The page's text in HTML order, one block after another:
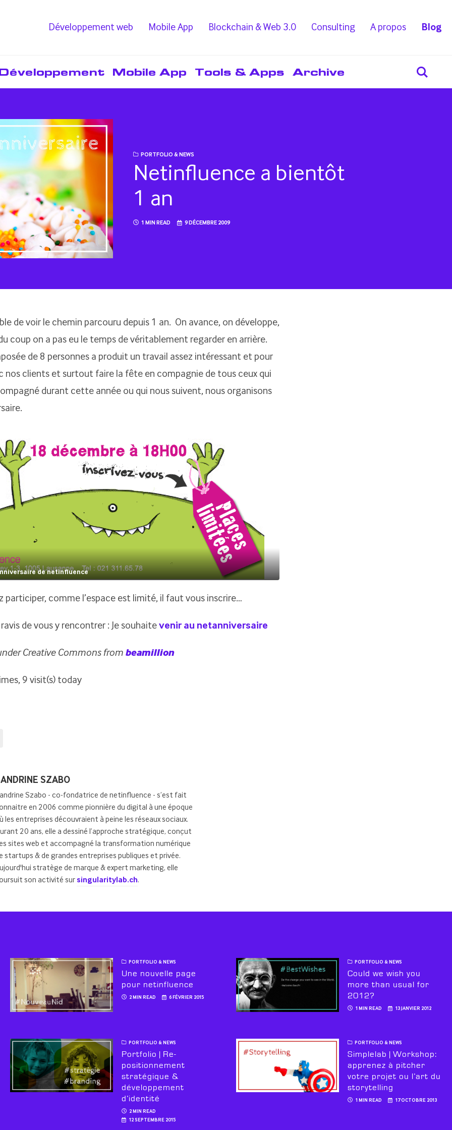
Blog
A propos
Consulting
Blockchain & Web 3.0
Mobile App
Développement web
Mobile App Tools & Apps Archive
PORTFOLIO & NEWS
Netinfluence a bientôt
1 an
1 MIN READ 9 DÉCEMBRE 2009
de voir le chemin parcouru depuis 1 an. On avance, on développe,
coup on a pas eu le temps de véritablement regarder en arrière.
de 8 personnes a produit un travail assez intéressant et pour
nos clients et surtout faire la fête en compagnie de tous ceux qui
durant cette année ou qui nous suivent, nous organisons
de netinfluence
participer, comme l’espace est limité, il faut vous inscrire…
de vous y rencontrer : Je souhaite venir au netanniversaire
Creative Commons from beamillion
9 visit(s) today
SZABO
Szabo - co-fondatrice de netinfluence - s’est fait
en 2006 comme pionnière du digital à une époque
les entreprises découvraient à peine les réseaux sociaux.
20 ans, elle a dessiné l’approche stratégique, conçut
sites web et accompagné la transformation numérique
startups & de grandes entreprises publiques et privée.
stratège de marque & expert marketing, elle
son activité sursingularitylab.ch.
PORTFOLIO & NEWS
Une nouvelle page
pour netinfluence
2 MIN READ 6 FÉVRIER 2015
PORTFOLIO & NEWS
Could we wish you
more than usual for
2012?
1 MIN READ 13 JANVIER 2012
PORTFOLIO & NEWS
Portfolio | Re-
positionnement
stratégique &
développement
d’identité
2 MIN READ
12 SEPTEMBRE 2015
PORTFOLIO & NEWS
Simplelab | Workshop:
apprenez à pitcher
votre projet ou l’art du
storytelling
1 MIN READ 17 OCTOBRE 2013